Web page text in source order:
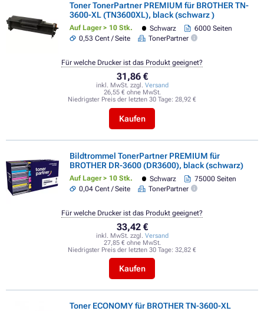
Toner TonerPartner PREMIUM für BROTHER TN-
3600-XL (TN3600XL), black (schwarz )
Auf Lager > 10 Stk. Schwarz
6000 Seiten
0,53 Cent / Seite
TonerPartner
31,86 €
inkl. MwSt. zzgl. Versand
26,55 € ohne MwSt.
Niedrigster Preis der letzten 30 Tage: 28,92 €
Kaufen
Für welche Drucker ist das Produkt geeignet?
Bildtrommel TonerPartner PREMIUM für
BROTHER DR-3600 (DR3600), black (schwarz)
Auf Lager > 10 Stk. Schwarz
75000 Seiten
0,04 Cent / Seite
TonerPartner
33,42 €
inkl. MwSt. zzgl. Versand
27,85 € ohne MwSt.
Niedrigster Preis der letzten 30 Tage: 32,82 €
Kaufen
Für welche Drucker ist das Produkt geeignet?
Toner ECONOMY für BROTHER TN-3600-XL